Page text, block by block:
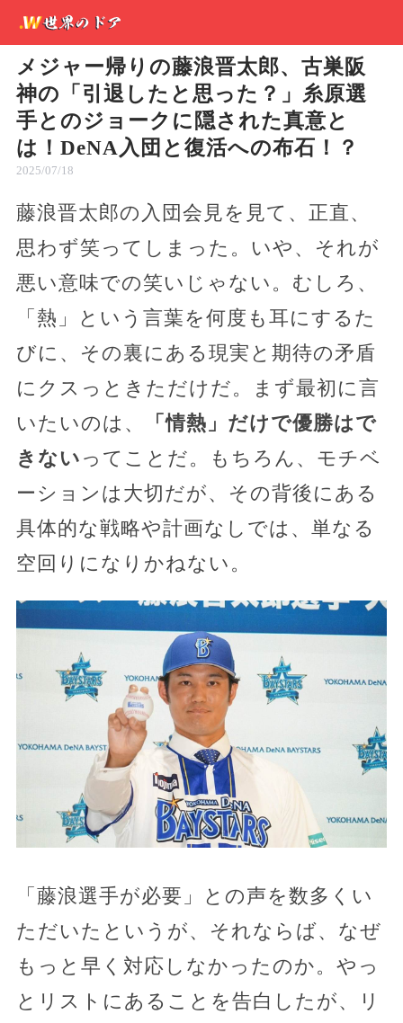
メジャー帰りの藤浪晋太郎、古巣阪
神の「引退したと思った？」糸原選
手とのジョークに隠された真意と
は！DeNA入団と復活への布石！？
2025/07/18
藤浪晋太郎の入団会見を見て、正直、
思わず笑ってしまった。いや、それが
悪い意味での笑いじゃない。むしろ、
「熱」という言葉を何度も耳にするた
びに、その裏にある現実と期待の矛盾
にクスっときただけだ。まず最初に言
いたいのは、
「情熱」だけで優勝はで
きない ってことだ。もちろん、モチベ
ーションは大切だが、その背後にある
具体的な戦略や計画なしでは、単なる
空回りになりかねない。
「藤浪選手が必要」との声を数多くい
ただいたというが、それならば、なぜ
もっと早く対応しなかったのか。やっ
とリストにあることを告白したが、リ